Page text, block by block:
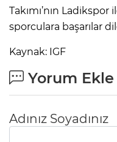
Takımı’nın
sporculara başarılar
Kaynak: IGF
Yorum Ekle
Adınız Soyadınız